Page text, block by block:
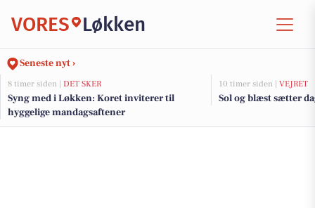
VORES Løkken
Seneste nyt ›
8 timer siden | DET SKER
Syng med i Løkken: Koret inviterer til
hyggelige mandagsaftener
10 timer siden | VEJRET
Sol og blæst sætter